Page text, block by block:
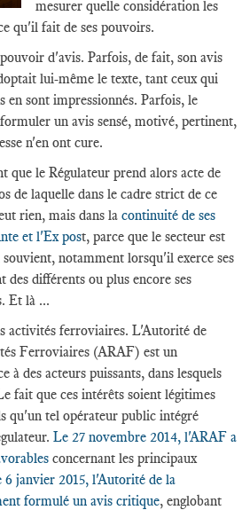
mesurer quelle considération les
qu'il fait de ses pouvoirs.
d'avis. Parfois, de fait, son avis
lui-même le texte, tant ceux qui
en sont impressionnés. Parfois, le
un avis sensé, motivé, pertinent,
n'en ont cure.
que le Régulateur prend alors acte de
de laquelle dans le cadre strict de ce
rien, mais dans lacontinuité de ses
et l'Ex post, parce que le secteur est
souvient, notamment lorsqu'il exerce ses
des différents ou plus encore ses
Et là ...
activités ferroviaires. L'Autorité de
Ferroviaires (ARAF) est un
à des acteurs puissants, dans lesquels
fait que ces intérêts soient légitimes
qu'un tel opérateur public intégré
Le 27 novembre 2014, l'ARAF a
concernant les principaux
6 janvier 2015, l'Autorité de la
formulé un avis critique, englobant